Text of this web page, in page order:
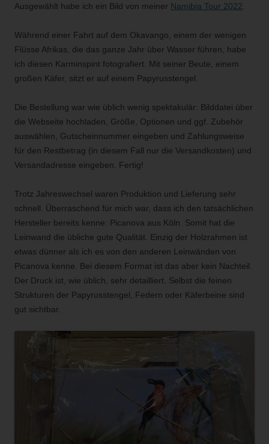
Ausgewählt habe ich ein Bild von meiner Namibia Tour 2022
Während einer Fahrt auf dem Okavango, einem der wenigen
Flüsse Afrikas, die das ganze Jahr über Wasser führen, habe
ich diesen Karminspint fotografiert. Mit seiner Beute, einem
großen Käfer, sitzt er auf einem Papyrusstengel.
Die Bestellung war wie üblich wenig spektakulär: Bilddatei über
die Webseite hochladen, Größe, Optionen und ggf. Zubehör
auswählen, Gutscheinnummer eingeben und Zahlungsweise
für den Restbetrag (in diesem Fall nur die Versandkosten) und
Versandadresse eingeben. Fertig!
Trotz Jahreswechsel waren Produktion und Lieferung sehr
schnell. Überraschend für mich war, dass ich den tatsächlichen
Hersteller bereits kenne: Picanova aus Köln. Somit hat die
Leinwand die übliche gute Qualität. Einzig der Holzrahmen ist
etwas dünner als ich es von den anderen Leinwänden von
Picanova kenne. Bei diesem Format ist das aber kein Nachteil.
Der Druck ist, wie üblich, sehr detailliert. Selbst die feinen
Strukturen der Papyrusstengel, Federn oder Käferbeine sind
gut sichtbar.